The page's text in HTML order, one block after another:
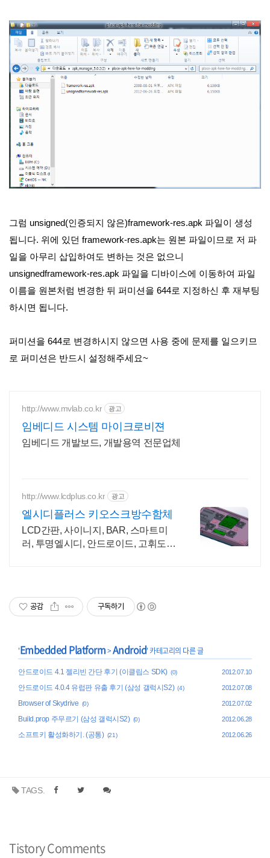
그럼 unsigned(인증되지 않은)framework-res.apk 파일이 생성
됩니다. 위에 있던 framework-res.apk는 원본 파일이므로 저 파
일을 아무리 삽입하여도 변하는 것은 없으니
unsignedframework-res.apk 파일을 디바이스에 이동하여 파일
이름을 원본처럼 변경한 뒤 퍼미션을 644로 지정하신 후 재부팅
하시면 됩니다.
퍼미션을 644로 변경하시지 않으면 사용 중에 문제를 일으키므
로 퍼미션은 반드시 설정해주세요~
http://www.mvlab.co.kr 광고
임베디드 시스템 마이크로비젼
임베디드 개발보드, 개발용역 전문업체
http://www.lcdplus.co.kr 광고
엘시디플러스 키오스크방수함체
LCD간판, 사이니지, BAR, 스마트미
러, 투명엘시디, 안드로이드, 고휘도
공감 구독하기
'Embedded Platform>Android' 카테고리의 다른 글
안드로이드 4.1 젤리빈 간단 후기 (이클립스 SDK) (0) 2012.07.10
안드로이드 4.0.4 유럽판 유출 후기 (삼성 갤럭시S2) (4) 2012.07.08
Browser of Skydrive (0) 2012.07.02
Build.prop 주무르기 (삼성 갤럭시S2) (0) 2012.06.28
소프트키 활성화하기. (공통) (21) 2012.06.26
TAGS.
Tistory Comments